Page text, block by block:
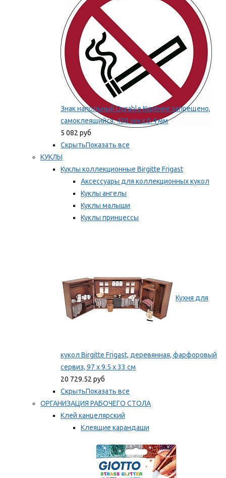
Знак напольный Durable Курение запрещено,
самоклеящийся, 430 мм х 0.4 мм
5 082 руб
СкрытьПоказать все
КУКЛЫ
Куклы коллекционные Birgitte Frigast
Аксессуары для коллекционных кукол
Куклы ангелы
Куклы малыши
Куклы принцессы
Кухня для
кукол Birgitte Frigast, деревянная, фарфоровый
сервиз, 97 x 9.5 x 33 см
20 729.52 руб
СкрытьПоказать все
ОРГАНИЗАЦИЯ РАБОЧЕГО СТОЛА
Клей канцелярский
Клеящие карандаши
Мы рекомендуем